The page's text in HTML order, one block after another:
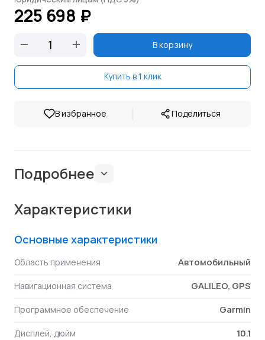
225 698 ₽
В корзину
Купить в 1 клик
В избранное | Поделиться
Подробнее
Характеристики
Основные характеристики
Область применения Автомобильный
Навигационная система GALILEO, GPS
Программное обеспечение Garmin
Дисплей, дюйм 10.1